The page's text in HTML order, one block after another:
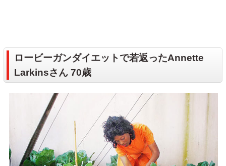
ロービーガンダイエットで若返ったAnnette
Larkinsさん 70歳